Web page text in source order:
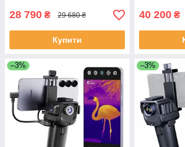
28 790 ₴ 29 680 ₴
Купити
40 200 ₴
–3% –3%